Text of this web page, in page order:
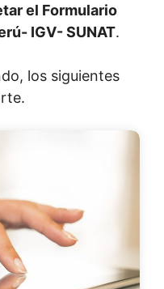
el Formulario
IGV- SUNAT.
los siguientes